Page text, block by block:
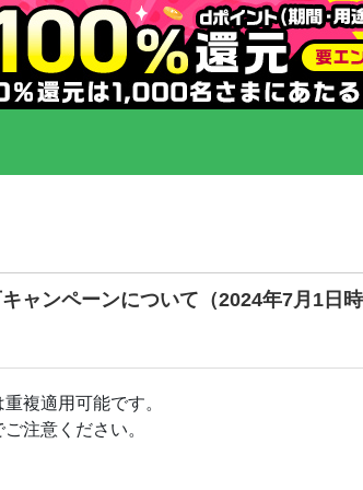
ャンペーンについて（2024年7月1日
複適用可能です。
注意ください。